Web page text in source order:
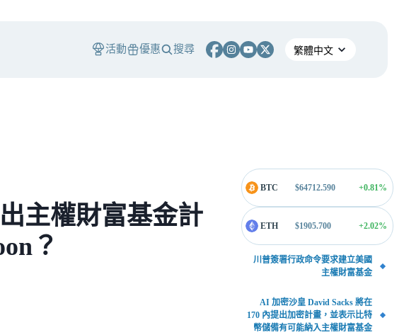
活動 優惠 搜尋
主權財富基金計
？
BTC $64712.590 +0.81%
ETH $1905.700 +2.02%
川普簽署行政命令要求建立美國
主權財富基金
AI 加密沙皇 David Sacks 將在
170 內提出加密計畫，並表示比特
幣儲備有可能納入主權財富基金